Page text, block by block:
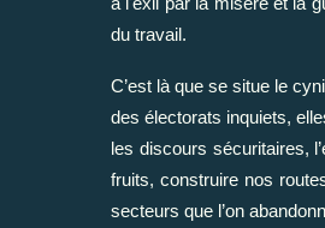
du travail.
C’est là que se situe le
des électorats inquiets,
les discours sécuritaires,
fruits, construire nos
secteurs que l’on